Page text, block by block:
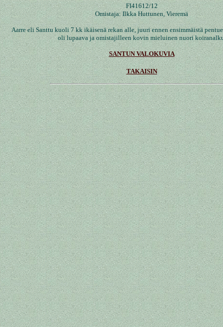
FI41612/12
Omistaja: Ilkka Huttunen, Vieremä
Aarre eli Santtu kuoli 7 kk ikäisenä rekan alle, juuri ennen ensimmäistä
oli lupaava ja omistajilleen kovin mieluinen nuori
SANTUN VALOKUVIA
TAKAISIN